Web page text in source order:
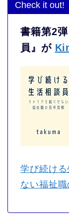
Check it out!
書籍第2
員』が
学び続け
ない福祉